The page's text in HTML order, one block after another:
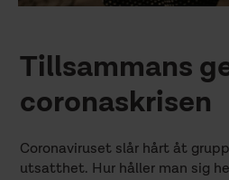
Tillsammans
coronaskrisen
Coronaviruset slår hårt åt
utsatthet. Hur håller man sig